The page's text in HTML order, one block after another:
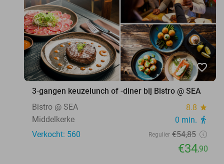
favorite_border
3-gangen keuzelunch of -diner bij Bistro @ SEA
Bistro @ SEA
8.8 star
Middelkerke 0 min. directions_walk
Verkocht: 560 Regulier €54,85
€34,90